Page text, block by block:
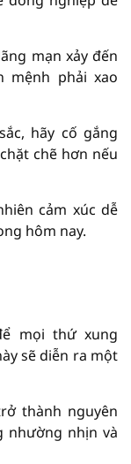
mạn xảy đến
mệnh phải xao
hãy cố gắng
chẽ hơn nếu
cảm xúc dễ
hôm nay.
mọi thứ xung
sẽ diễn ra một
thành nguyên
nhường nhịn và